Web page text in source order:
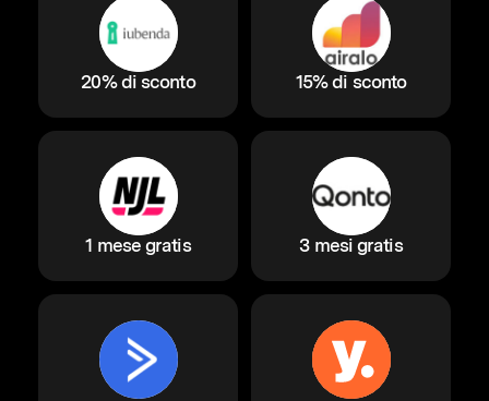
20% di sconto 15% di sconto
1 mese gratis 3 mesi gratis